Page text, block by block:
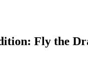
Fly the